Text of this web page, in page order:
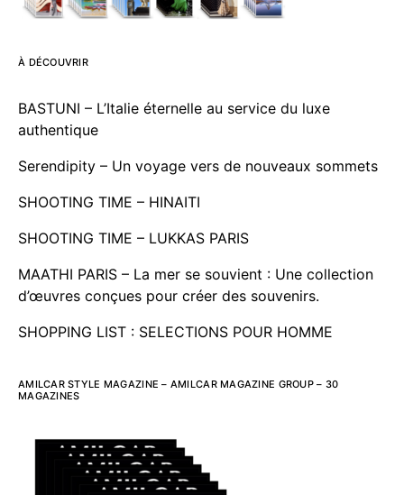
À DÉCOUVRIR
BASTUNI – L’Italie éternelle au service du luxe
authentique
Serendipity – Un voyage vers de nouveaux sommets
SHOOTING TIME – HINAITI
SHOOTING TIME – LUKKAS PARIS
MAATHI PARIS – La mer se souvient : Une collection
d’œuvres conçues pour créer des souvenirs.
SHOPPING LIST : SELECTIONS POUR HOMME
AMILCAR STYLE MAGAZINE – AMILCAR MAGAZINE GROUP – 30
MAGAZINES